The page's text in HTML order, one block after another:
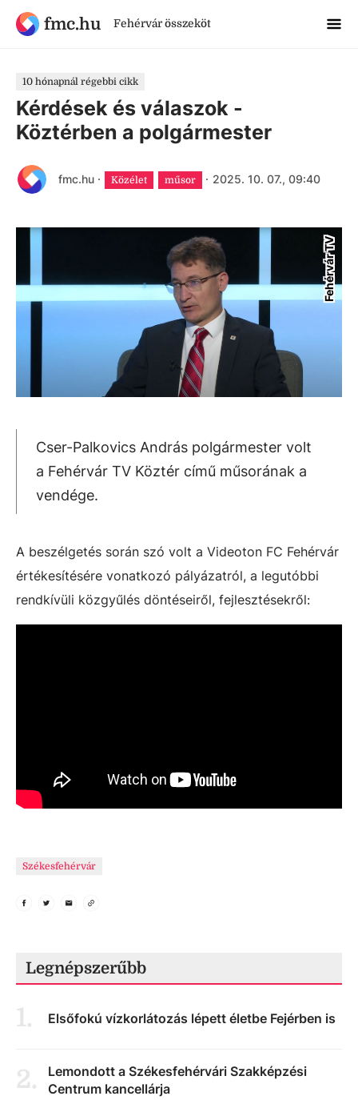
fmc.hu Fehérvár összeköt
10 hónapnál régebbi cikk
Kérdések és válaszok -
Köztérben a polgármester
fmc.hu · Közélet műsor · 2025. 10. 07., 09:40
Fehérvár TV
Cser-Palkovics András polgármester volt
a Fehérvár TV Köztér című műsorának a
vendége.
A beszélgetés során szó volt a Videoton FC Fehérvár
értékesítésére vonatkozó pályázatról, a legutóbbi
rendkívüli közgyűlés döntéseiről, fejlesztésekről:
Székesfehérvár
Legnépszerűbb
1. Elsőfokú vízkorlátozás lépett életbe Fejérben is
2.
Lemondott a Székesfehérvári Szakképzési
Centrum kancellárja